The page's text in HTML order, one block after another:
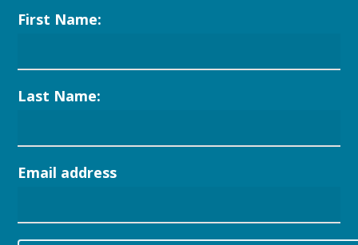
First Name:
Last Name:
Email address